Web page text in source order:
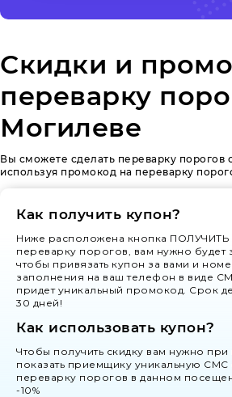
Скидки и
переварку
Могилеве
Вы сможете сделать переварку порогов
используя промокод на переварку
Как получить купон?
Ниже расположена кнопка
переварку порогов, вам нужно будет
чтобы привязать купон за вами и
заполнения на ваш телефон в виде
придет уникальный промокод. Срок
30 дней!
Как использовать купон?
Чтобы получить скидку вам нужно
показать приемщику уникальную
переварку порогов в данном
-10%